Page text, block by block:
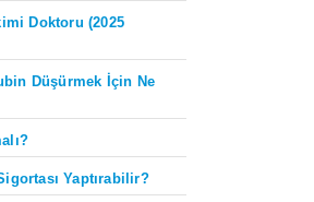
Doktoru (2025
Düşürmek İçin Ne
Yaptırabilir?